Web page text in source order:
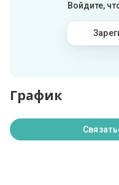
Войдите,
График